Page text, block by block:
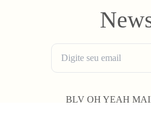
BLV OH YEAH